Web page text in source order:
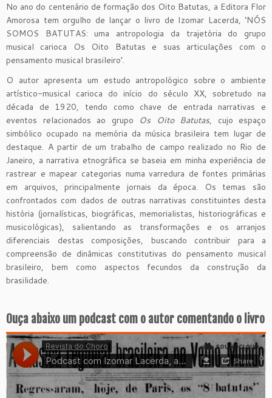
No ano do centenário de formação dos Oito Batutas, a Editora Flor
Amorosa tem orgulho de lançar o livro de Izomar Lacerda, ‘NÓS
SOMOS BATUTAS: uma antropologia da trajetória do grupo
musical carioca Os Oito Batutas e suas articulações com o
pensamento musical brasileiro’.
O autor apresenta um estudo antropológico sobre o ambiente
artístico-musical carioca do início do século XX, sobretudo na
década de 1920, tendo como chave de entrada narrativas e
eventos relacionados ao grupo Os Oito Batutas, cujo espaço
simbólico ocupado na memória da música brasileira tem lugar de
destaque. A partir de um trabalho de campo realizado no Rio de
Janeiro, a narrativa etnográfica se baseia em minha experiência de
rastrear e mapear categorias numa varredura de fontes primárias
em arquivos, principalmente jornais da época. Os temas são
confrontados com dados de outras narrativas constituintes desta
história (jornalísticas, biográficas, memorialistas, historiográficas e
musicológicas), salientando as transformações e os arranjos
diferenciais destas composições, buscando contribuir para a
compreensão de dinâmicas constitutivas do pensamento musical
brasileiro, bem como aspectos fecundos da construção da
brasilidade.
Ouça abaixo um podcast com o autor comentando o livro